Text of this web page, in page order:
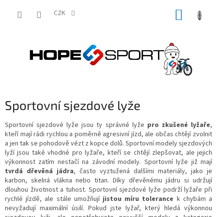
CZK
Sportovní sjezdové lyže
Sportovní sjezdové lyže jsou ty správné lyže pro zkušené lyžaře,
kteří mají rádi rychlou a poměrně agresivní jízd, ale občas chtějí zvolnit
a jen tak se pohodově vézt z kopce dolů. Sportovní modely sjezdových
lyží jsou také vhodné pro lyžaře, kteří se chtějí zlepšovat, ale jejich
výkonnost zatím nestačí na závodní modely. Sportovní lyže již mají
tvrdá dřevěná jádra, často vyztužená dalšími materiály, jako je
karbon, skelná vlákna nebo titan. Díky dřevěnému jádru si udržují
dlouhou životnost a tuhost. Sportovní sjezdové lyže podrží lyžaře při
rychlé jízdě, ale stále umožňují jistou míru tolerance k chybám a
nevyžadují maximální úsilí. Pokud jste lyžař, který hledá výkonnou